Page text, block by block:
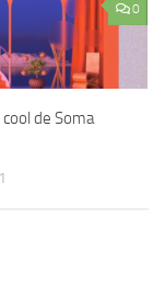
0
de Soma